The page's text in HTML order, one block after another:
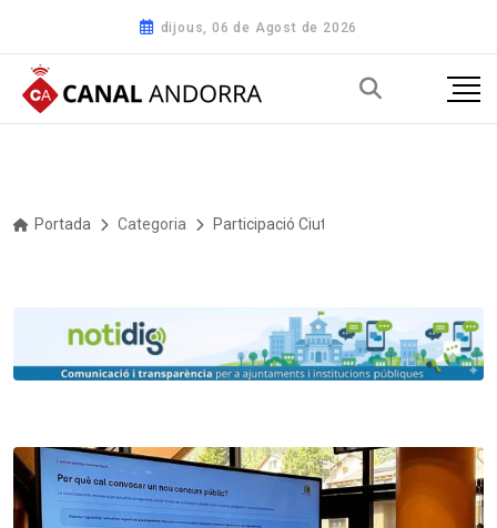
dijous, 06 de Agost de 2026
Portada Categoria Participació Ciutadana